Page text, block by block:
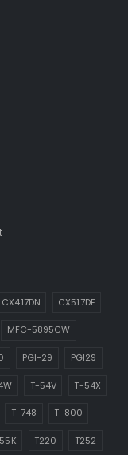
CX417DN CX517DE
MFC-5895CW
PGI-29 PGI29
T-54V T-54X
T-748 T-800
T220 T252